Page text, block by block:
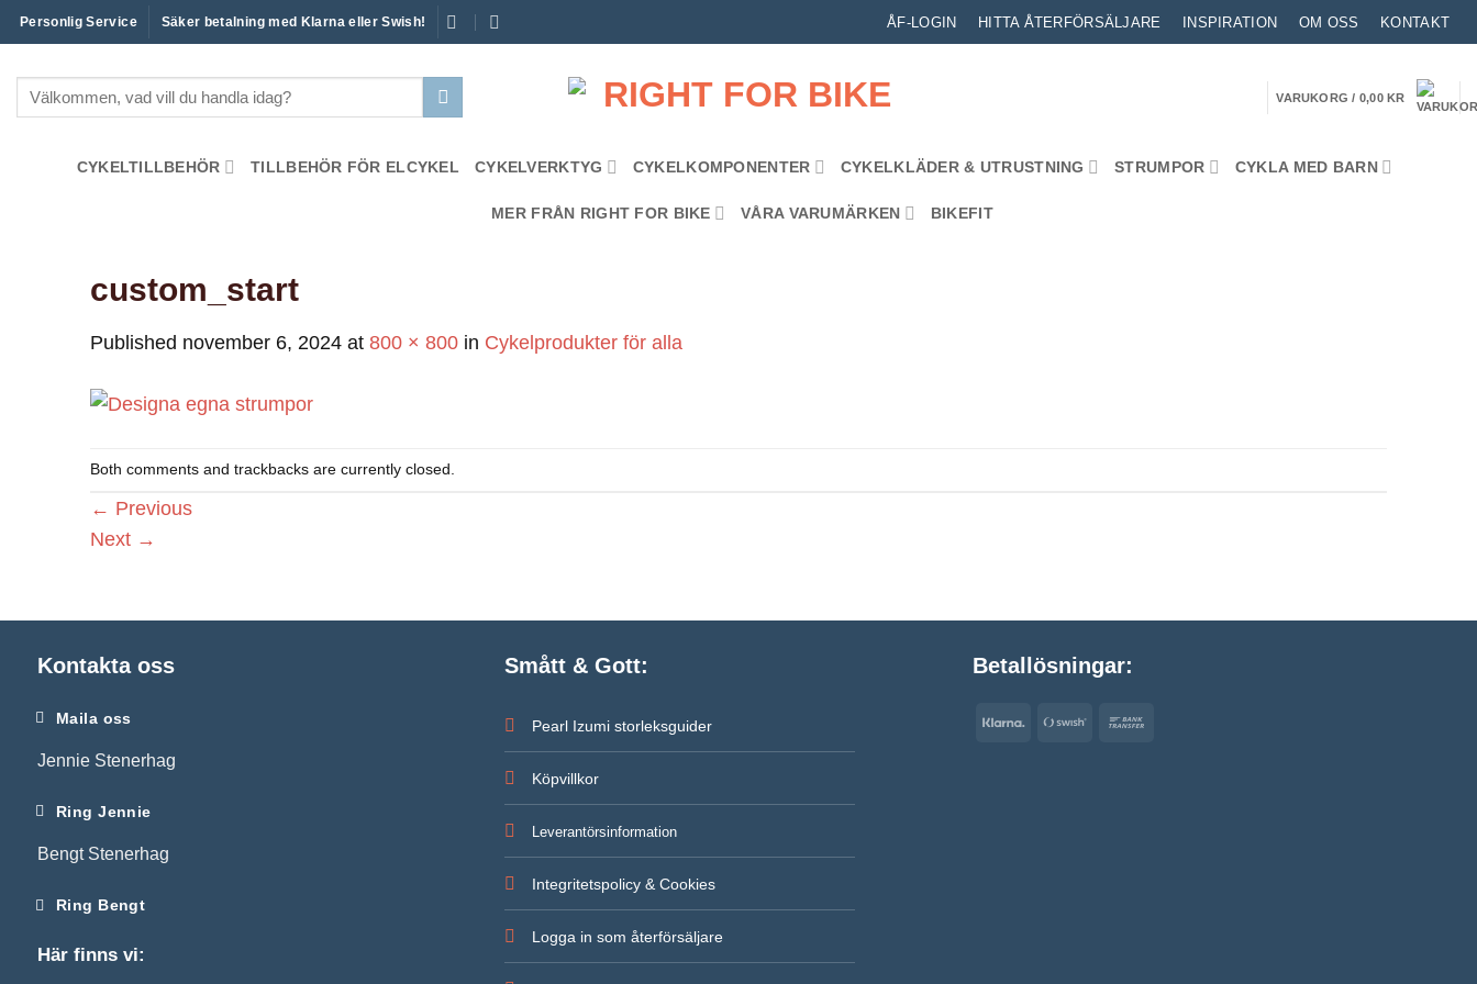
Skip
to
content
Personlig Service Säker betalning med Klarna eller Swish! ÅF-LOGIN HITTA ÅTERFÖRSÄLJARE INSPIRATION OM OSS KONTAKT
Sök
VARUKORG / 0,00KR
CYKELTILLBEHÖR TILLBEHÖR FÖR ELCYKEL CYKELVERKTYG CYKELKOMPONENTER CYKELKLÄDER & UTRUSTNING STRUMPOR CYKLA MED BARN
MER FRÅN RIGHT FOR BIKE VÅRA VARUMÄRKEN BIKEFIT
custom_start
Published november 6, 2024 at800 × 800 in Cykelprodukter för alla
Both comments and trackbacks are currently closed.
← Previous
Next →
Kontakta oss
Maila oss
Jennie Stenerhag
Ring Jennie
Bengt Stenerhag
Ring Bengt
Här finns vi:
Smått & Gott:
Pearl Izumi storleksguider
Köpvillkor
Leverantörsinformation
Integritetspolicy & Cookies
Logga in som återförsäljare
Betallösningar:
Klarna Swish
Nödvändiga
går inte att
välja bort. De